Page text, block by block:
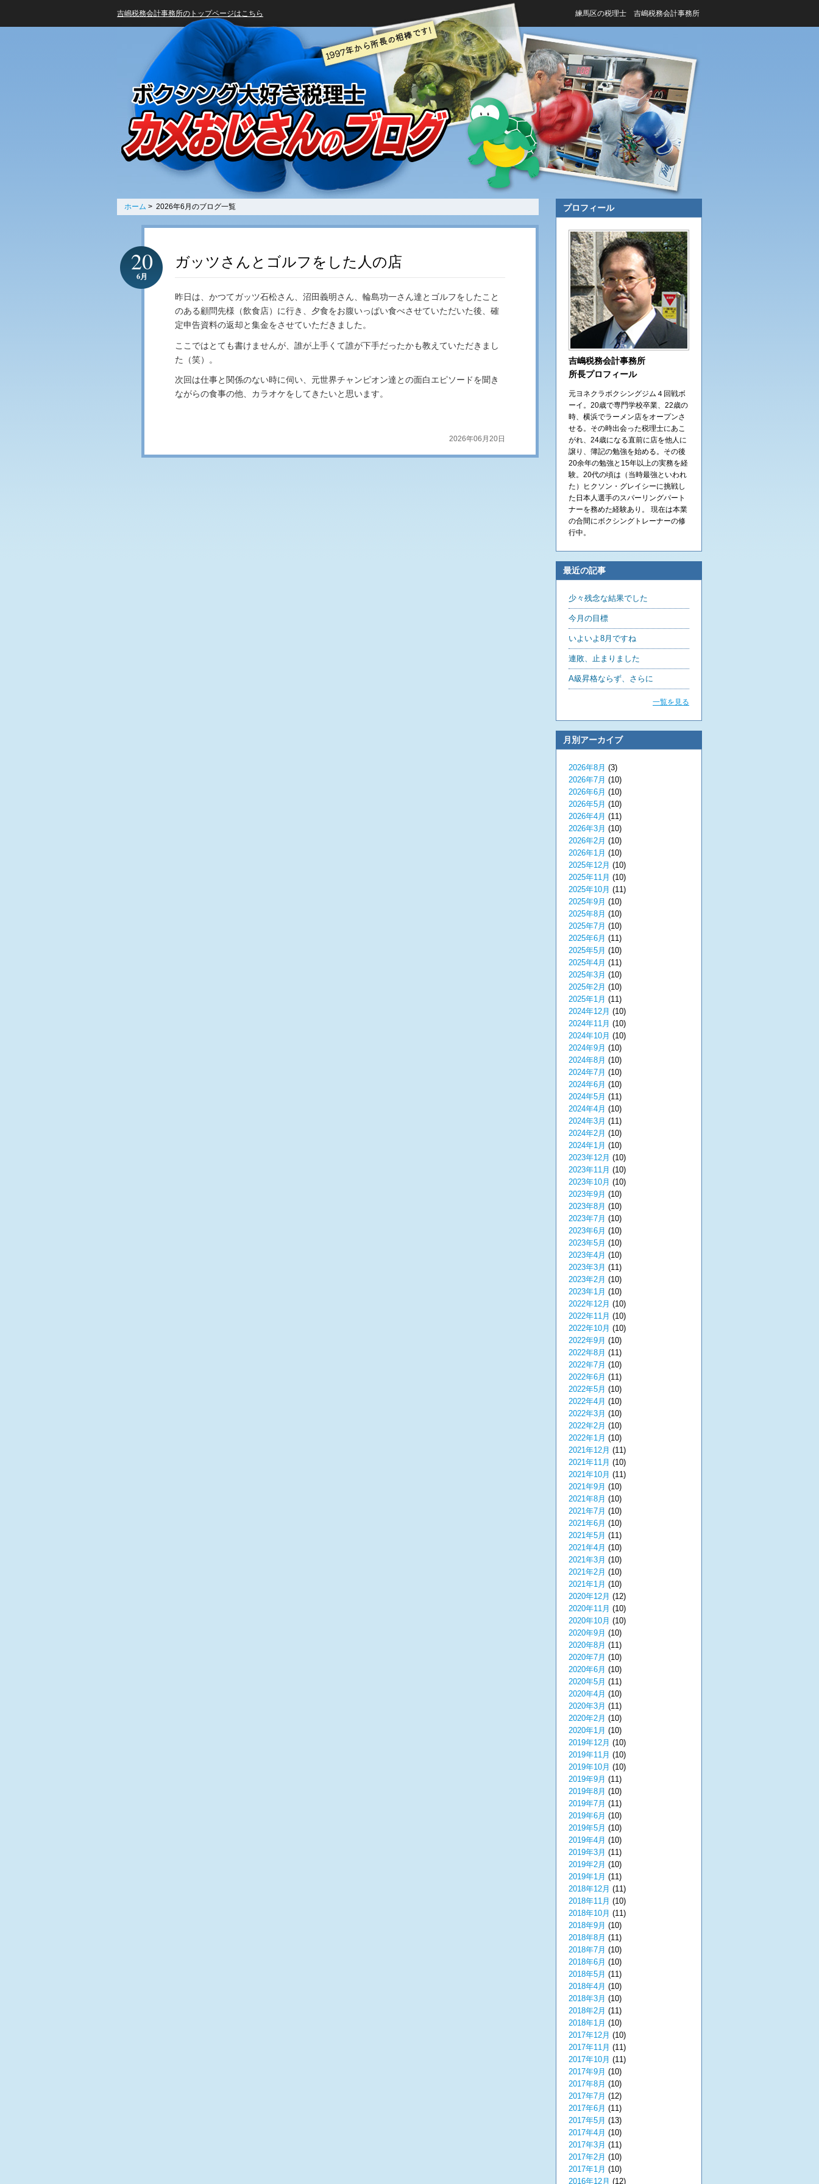
練馬区の税理士 吉嶋税務会計事務所
吉嶋税務会計事務所のトップページはこちら
ホーム > 2026年6月のブログ一覧
ガッツさんとゴルフをした人の店
20
6月
昨日は、かつてガッツ石松さん、沼田義明さん、輪島功一さん達とゴルフをしたこと
のある顧問先様（飲食店）に行き、夕食をお腹いっぱい食べさせていただいた後、確
定申告資料の返却と集金をさせていただきました。
ここではとても書けませんが、誰が上手くて誰が下手だったかも教えていただきまし
た（笑）。
次回は仕事と関係のない時に伺い、元世界チャンピオン達との面白エピソードを聞き
ながらの食事の他、カラオケをしてきたいと思います。
2026年06月20日
プロフィール
吉嶋税務会計事務所
所長プロフィール
元ヨネクラボクシングジム４回戦ボ
ーイ。20歳で専門学校卒業、22歳の
時、横浜でラーメン店をオープンさ
せる。その時出会った税理士にあこ
がれ、24歳になる直前に店を他人に
譲り、簿記の勉強を始める。その後
20余年の勉強と15年以上の実務を経
験。20代の頃は（当時最強といわれ
た）ヒクソン・グレイシーに挑戦し
た日本人選手のスパーリングパート
ナーを務めた経験あり。 現在は本業
の合間にボクシングトレーナーの修
行中。
最近の記事
少々残念な結果でした
今月の目標
いよいよ8月ですね
連敗、止まりました
A級昇格ならず、さらに
一覧を見る
月別アーカイブ
2026年8月 (3)
2026年7月 (10)
2026年6月 (10)
2026年5月 (10)
2026年4月 (11)
2026年3月 (10)
2026年2月 (10)
2026年1月 (10)
2025年12月 (10)
2025年11月 (10)
2025年10月 (11)
2025年9月 (10)
2025年8月 (10)
2025年7月 (10)
2025年6月 (11)
2025年5月 (10)
2025年4月 (11)
2025年3月 (10)
2025年2月 (10)
2025年1月 (11)
2024年12月 (10)
2024年11月 (10)
2024年10月 (10)
2024年9月 (10)
2024年8月 (10)
2024年7月 (10)
2024年6月 (10)
2024年5月 (11)
2024年4月 (10)
2024年3月 (11)
2024年2月 (10)
2024年1月 (10)
2023年12月 (10)
2023年11月 (10)
2023年10月 (10)
2023年9月 (10)
2023年8月 (10)
2023年7月 (10)
2023年6月 (10)
2023年5月 (10)
2023年4月 (10)
2023年3月 (11)
2023年2月 (10)
2023年1月 (10)
2022年12月 (10)
2022年11月 (10)
2022年10月 (10)
2022年9月 (10)
2022年8月 (11)
2022年7月 (10)
2022年6月 (11)
2022年5月 (10)
2022年4月 (10)
2022年3月 (10)
2022年2月 (10)
2022年1月 (10)
2021年12月 (11)
2021年11月 (10)
2021年10月 (11)
2021年9月 (10)
2021年8月 (10)
2021年7月 (10)
2021年6月 (10)
2021年5月 (11)
2021年4月 (10)
2021年3月 (10)
2021年2月 (10)
2021年1月 (10)
2020年12月 (12)
2020年11月 (10)
2020年10月 (10)
2020年9月 (10)
2020年8月 (11)
2020年7月 (10)
2020年6月 (10)
2020年5月 (11)
2020年4月 (10)
2020年3月 (11)
2020年2月 (10)
2020年1月 (10)
2019年12月 (10)
2019年11月 (10)
2019年10月 (10)
2019年9月 (11)
2019年8月 (10)
2019年7月 (11)
2019年6月 (10)
2019年5月 (10)
2019年4月 (10)
2019年3月 (11)
2019年2月 (10)
2019年1月 (11)
2018年12月 (11)
2018年11月 (10)
2018年10月 (11)
2018年9月 (10)
2018年8月 (11)
2018年7月 (10)
2018年6月 (10)
2018年5月 (11)
2018年4月 (10)
2018年3月 (10)
2018年2月 (11)
2018年1月 (10)
2017年12月 (10)
2017年11月 (11)
2017年10月 (11)
2017年9月 (10)
2017年8月 (10)
2017年7月 (12)
2017年6月 (11)
2017年5月 (13)
2017年4月 (10)
2017年3月 (11)
2017年2月 (10)
2017年1月 (10)
2016年12月 (12)